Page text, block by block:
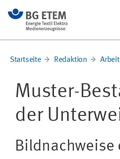
Startseite Redaktion
Muster-
der
Bildnachweise